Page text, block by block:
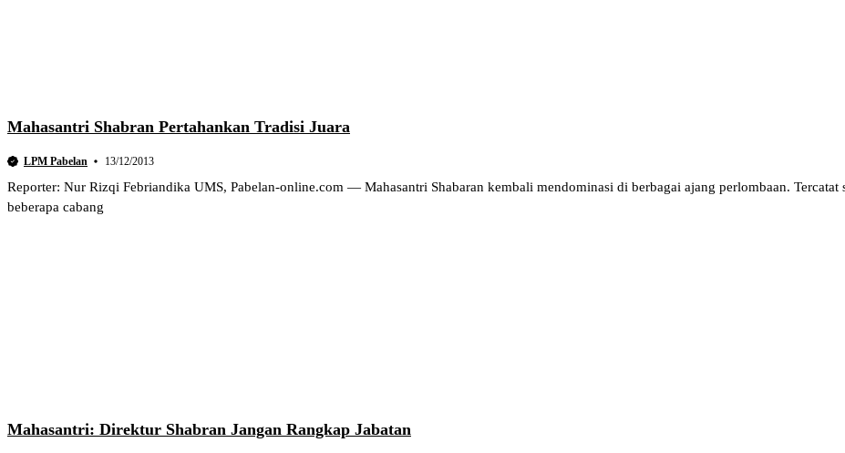
Mahasantri Shabran Pertahankan Tradisi Juara
LPM Pabelan 13/12/2013
Reporter: Nur Rizqi Febriandika UMS, Pabelan-online.com — Mahasantri Shabaran kembali mendominasi di berbagai ajang perlombaan. Tercatat
beberapa cabang
Mahasantri: Direktur Shabran Jangan Rangkap Jabatan